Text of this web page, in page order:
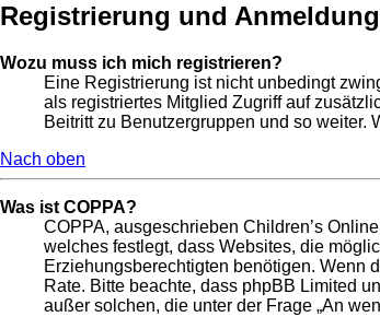
Registrierung und Anmeldung
Wozu muss ich mich registrieren?
Eine Registrierung ist nicht unbedingt
als registriertes Mitglied Zugriff auf
Beitritt zu Benutzergruppen und so
Nach oben
Was ist COPPA?
COPPA, ausgeschrieben Children’s
welches festlegt, dass Websites, die
Erziehungsberechtigten benötigen. Wenn
Rate. Bitte beachte, dass phpBB Limited
außer solchen, die unter der Frage „An